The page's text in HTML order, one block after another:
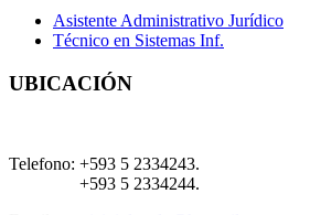
Asistente Administrativo Jurídico
Técnico en Sistemas Inf.
UBICACIÓN
Telefono: +593 5 2334243.
+593 5 2334244.